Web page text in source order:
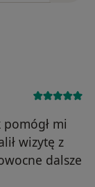
mi
wizytę z
dalsze